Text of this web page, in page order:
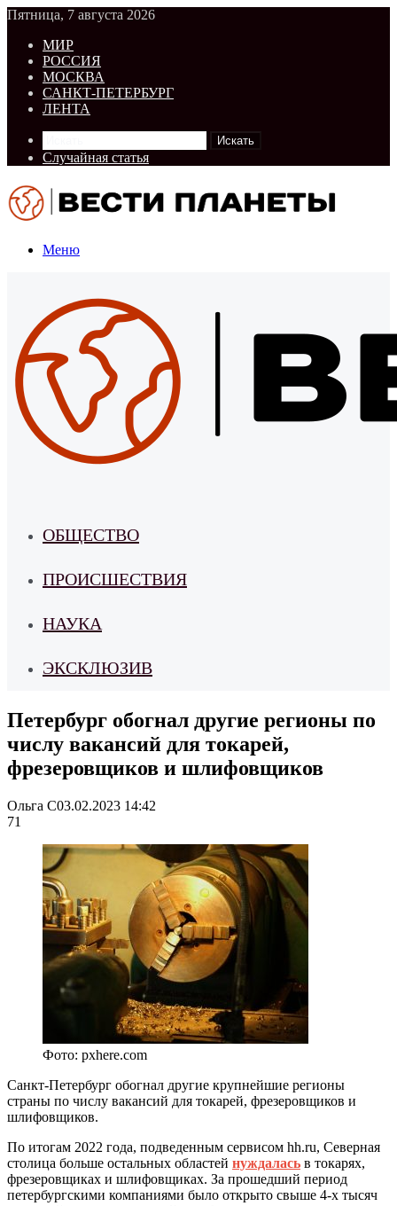
Пятница, 7 августа 2026
МИР
РОССИЯ
МОСКВА
САНКТ-ПЕТЕРБУРГ
ЛЕНТА
Искать
Случайная статья
Меню
ОБЩЕСТВО
ПРОИСШЕСТВИЯ
НАУКА
ЭКСКЛЮЗИВ
Петербург обогнал другие регионы по
числу вакансий для токарей,
фрезеровщиков и шлифовщиков
Ольга С03.02.2023 14:42
71
Фото: pxhere.com
Санкт-Петербург обогнал другие крупнейшие регионы
страны по числу вакансий для токарей, фрезеровщиков и
шлифовщиков.
По итогам 2022 года, подведенным сервисом hh.ru, Северная
столица больше остальных областей нуждалась в токарях,
фрезеровщиках и шлифовщиках. За прошедший период
петербургскими компаниями было открыто свыше 4-х тысяч